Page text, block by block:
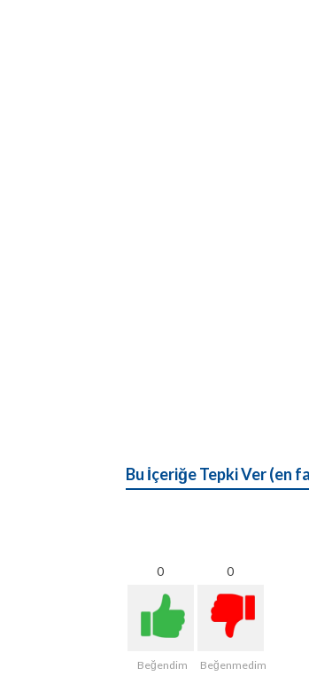
Bu İçeriğe Tepki Ver (en
0
Beğendim
0
Beğenmedim